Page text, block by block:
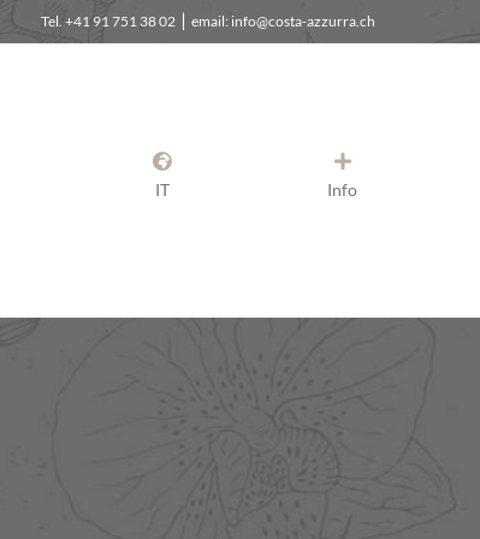
Tel. +41 91 751 38 02 ⎪ email: info@costa-azzurra.ch
IT Info